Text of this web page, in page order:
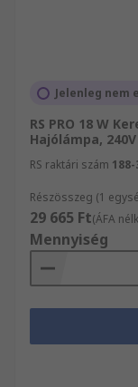
Jelenleg nem
RS PRO 18 W
Hajólámpa,
RS raktári szám
Részösszeg (1
29 665 Ft(ÁFA
Mennyiség